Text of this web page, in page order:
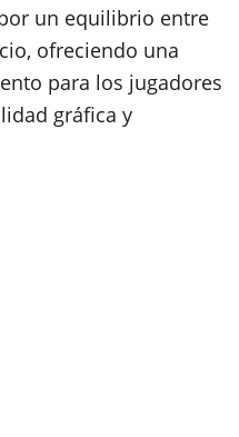
un equilibrio entre
ofreciendo una
para los jugadores
gráfica y